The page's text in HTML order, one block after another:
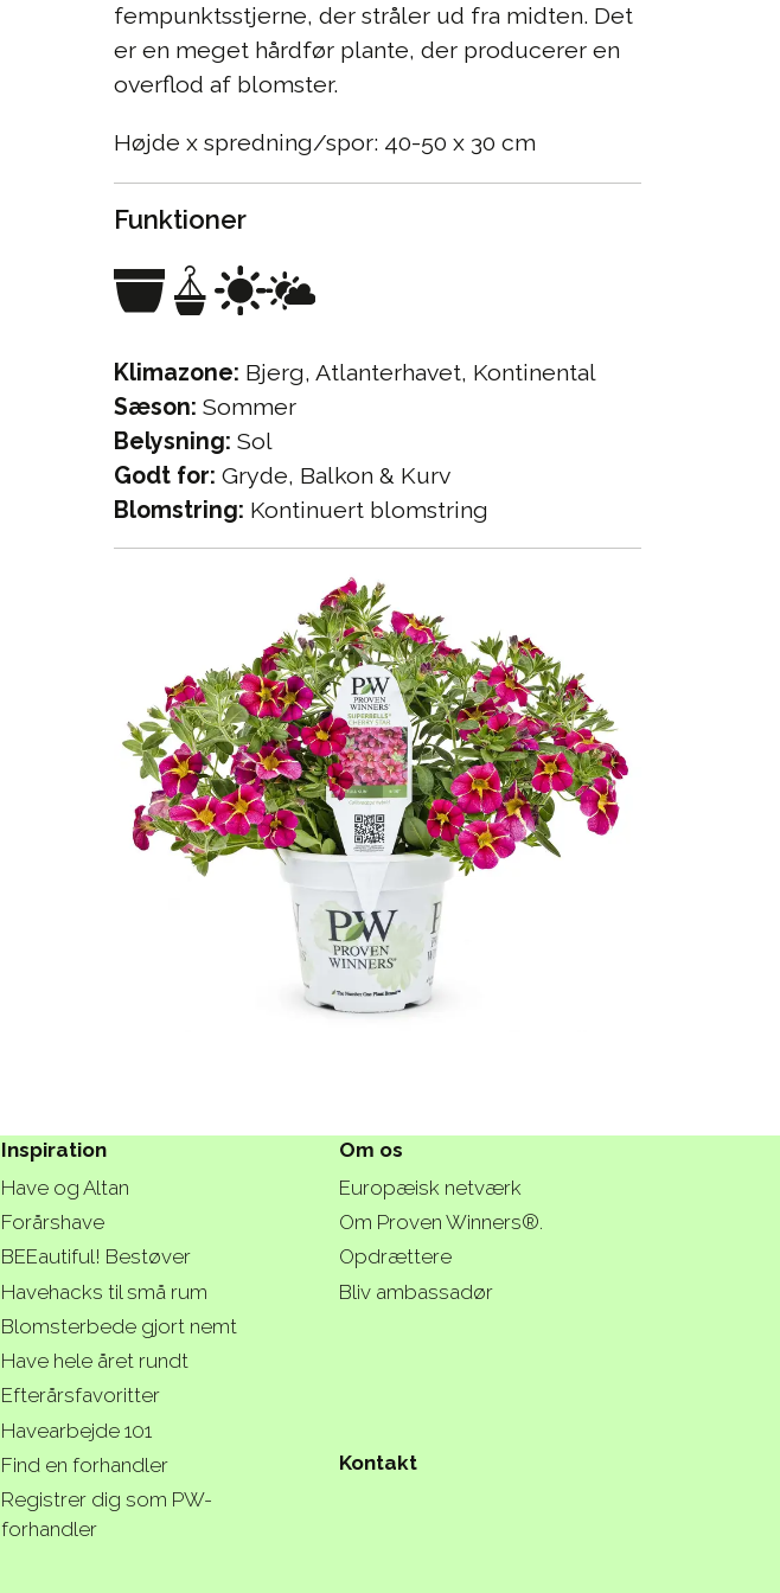
fempunktsstjerne, der stråler ud fra midten. Det
er en meget hårdfør plante, der producerer en
overflod af blomster.
Højde x spredning/spor: 40-50 x 30 cm
Funktioner
Klimazone: Bjerg, Atlanterhavet, Kontinental
Sæson: Sommer
Belysning: Sol
Godt for: Gryde, Balkon & Kurv
Blomstring: Kontinuert blomstring
Inspiration
Have og Altan
Forårshave
BEEautiful! Bestøver
Havehacks til små rum
Blomsterbede gjort nemt
Have hele året rundt
Efterårsfavoritter
Havearbejde 101
Om os
Europæisk netværk
Om Proven Winners®.
Opdrættere
Bliv ambassadør
Find en forhandler
Registrer dig som PW-
forhandler
Kontakt